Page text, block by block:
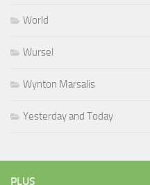
World
Wursel
Wynton Marsalis
Yesterday and Today
PLUS